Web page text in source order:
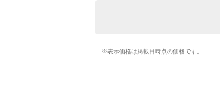
※表示価格は掲載日時点の価格です。